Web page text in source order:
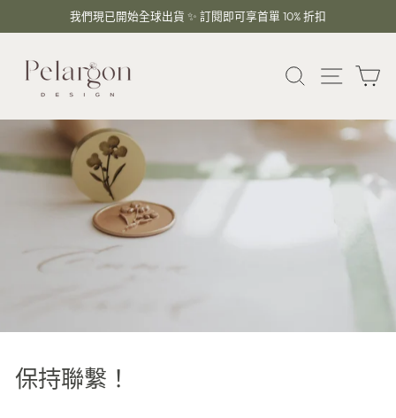
暫
我們現已開始全球出貨 ✨ 訂閱即可享首單 10% 折扣
搜索 網站導
保持聯繫！